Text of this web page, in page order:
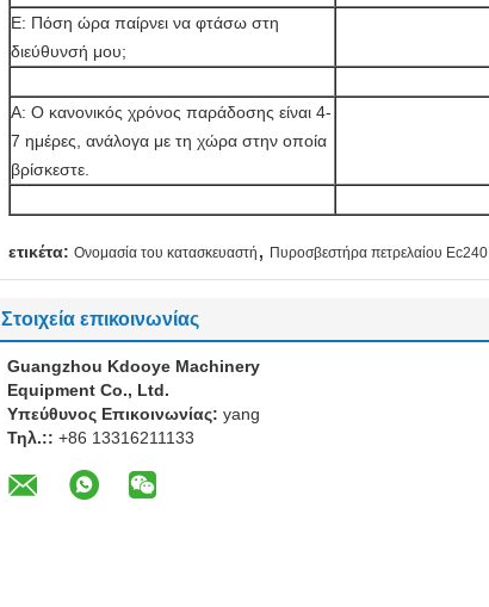
Ε: Πόση ώρα παίρνει να φτάσω στη
διεύθυνσή μου;
Α: Ο κανονικός χρόνος παράδοσης είναι 4-
7 ημέρες, ανάλογα με τη χώρα στην οποία
βρίσκεστε.
ετικέτα: Ονομασία του κατασκευαστή , Πυροσβεστήρα πετρελαίου Ec240
Στοιχεία επικοινωνίας
Guangzhou Kdooye Machinery
Equipment Co., Ltd.
Υπεύθυνος Επικοινωνίας: yang
Τηλ.:: +86 13316211133